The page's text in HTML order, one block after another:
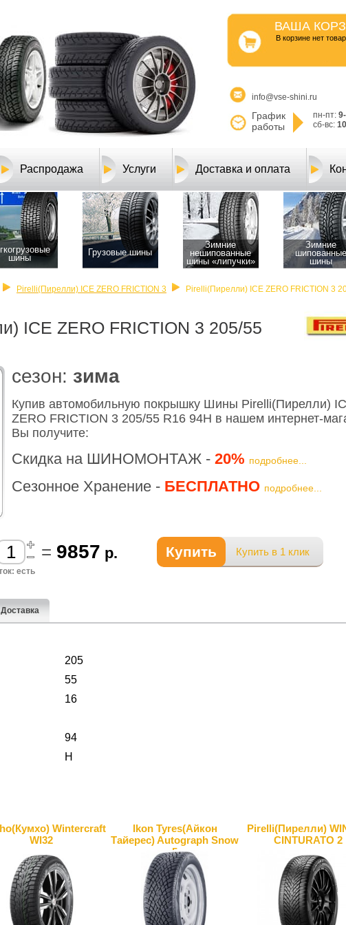
ВАША
B корзине нет
info@vse-shini.ru
График
работы
пн-пт:
сб-вс:
Распродажа Услуги Доставка и оплата
шины
Грузовые шины
Зимние
нешипованные
шины «липучки»
Зимние
шины
Pirelli(Пирелли) ICE ZERO FRICTION 3
Pirelli(Пирелли) ICE ZERO FRICTION 3
ICE ZERO FRICTION 3 205/55
cезон: зима
Купив автомобильную покрышку Шины Pirelli(Пирелли)
ZERO FRICTION 3 205/55 R16 94H в нашем интернет-
Вы получите:
Скидка на ШИНОМОНТАЖ - 20% подробнее...
Сезонное Хранение - БЕСПЛАТНО подробнее...
= 9857 р. Купить Купить в 1 клик
есть
Доставка
205
55
16
94
H
Wintercraft
WI32
Ikon Tyres(Айкон
Тайерес) Autograph Snow
5
Pirelli(Пирелли)
CINTURATO 2